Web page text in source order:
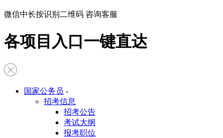
微信中长按识别二维码 咨询客服
各项目入口一键直达
国家公务员 -
招考信息
招考公告
考试大纲
报考职位